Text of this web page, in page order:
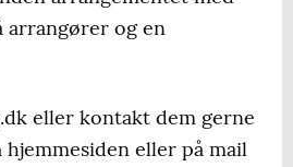
arrangører og en
eller kontakt dem gerne
hjemmesiden eller på mail